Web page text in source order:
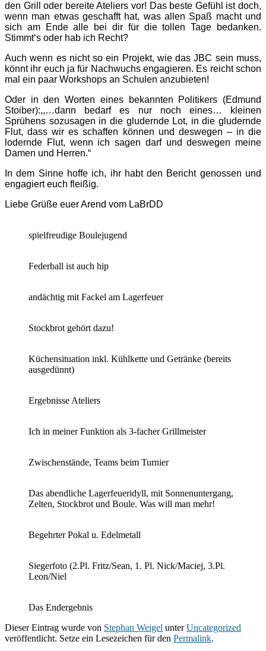
den Grill oder bereite Ateliers vor! Das beste Gefühl ist doch,
wenn man etwas geschafft hat, was allen Spaß macht und
sich am Ende alle bei dir für die tollen Tage bedanken.
Stimmt‘s oder hab ich Recht?
Auch wenn es nicht so ein Projekt, wie das JBC sein muss,
könnt ihr euch ja für Nachwuchs engagieren. Es reicht schon
mal ein paar Workshops an Schulen anzubieten!
Oder in den Worten eines bekannten Politikers (Edmund
Stoiber):,,…dann bedarf es nur noch eines… kleinen
Sprühens sozusagen in die gludernde Lot, in die gludernde
Flut, dass wir es schaffen können und deswegen – in die
lodernde Flut, wenn ich sagen darf und deswegen meine
Damen und Herren.“
In dem Sinne hoffe ich, ihr habt den Bericht genossen und
engagiert euch fleißig.
Liebe Grüße euer Arend vom LaBrDD
spielfreudige Boulejugend
Federball ist auch hip
andächtig mit Fackel am Lagerfeuer
Stockbrot gehört dazu!
Küchensituation inkl. Kühlkette und Getränke (bereits
ausgedünnt)
Ergebnisse Ateliers
Ich in meiner Funktion als 3-facher Grillmeister
Zwischenstände, Teams beim Turnier
Das abendliche Lagerfeueridyll, mit Sonnenuntergang,
Zelten, Stockbrot und Boule. Was will man mehr!
Begehrter Pokal u. Edelmetall
Siegerfoto (2.Pl. Fritz/Sean, 1. Pl. Nick/Maciej, 3.Pl.
Leon/Niel
Das Endergebnis
Dieser Eintrag wurde von Stephan Weigel unterUncategorized
veröffentlicht. Setze ein Lesezeichen für den Permalink.